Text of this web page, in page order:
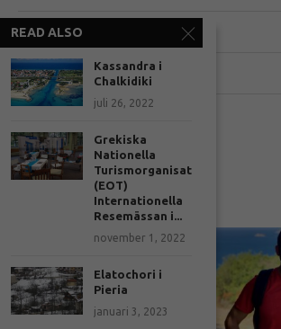
Real Estate
Turism
Χωρίς κατηγορία
NYA INLÄGG
READ ALSO
Kassandra i
Chalkidiki
juli 26, 2022
Grekiska
Nationella
Turismorganisationen
(EOT)
Internationella
Resemässan i...
november 1, 2022
Elatochori i
Pieria
januari 3, 2023